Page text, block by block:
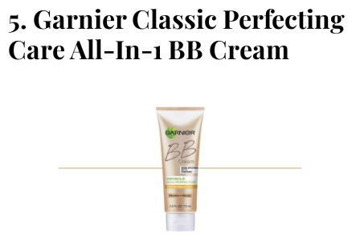
5. Garnier Classic Perfecting
Care All-In-1 BB Cream